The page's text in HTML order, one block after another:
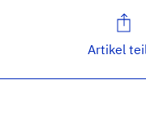
Artikel